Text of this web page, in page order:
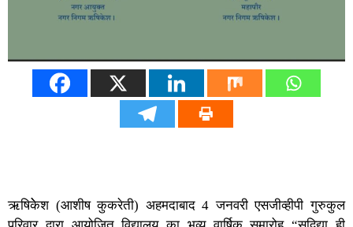
ऋषिकेेश (आशीष कुकरेती) अहमदाबाद 4 जनवरी एसजीव्हीपी गुरुकुल